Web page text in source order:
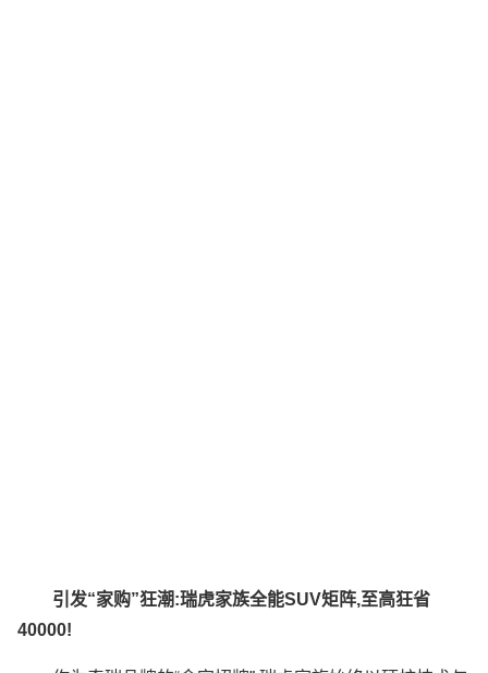
引发“家购”狂潮:瑞虎家族全能SUV矩阵,至高狂省
40000!